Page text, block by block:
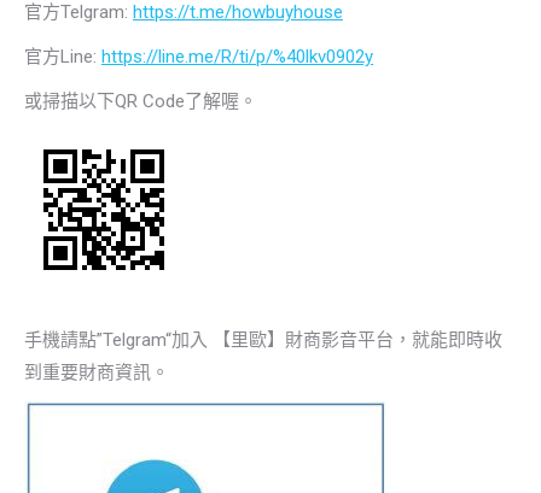
官方Telgram: https://t.me/howbuyhouse
官方Line: https://line.me/R/ti/p/%40lkv0902y
或掃描以下QR Code了解喔。
手機請點”Telgram“加入 【里歐】財商影音平台，就能即時收
到重要財商資訊。